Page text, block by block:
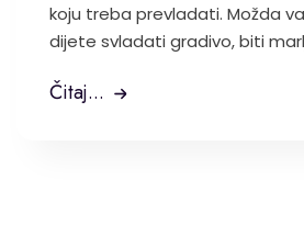
koju treba prevladati. Možda
dijete svladati gradivo, biti
Čitaj...